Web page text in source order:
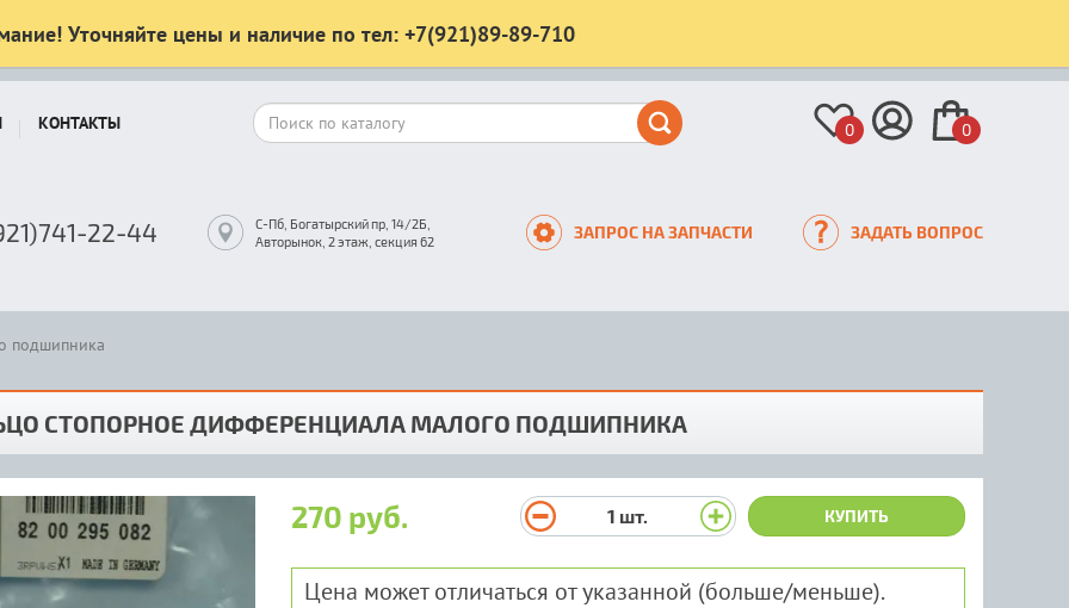
Уточняйте цены и наличие по тел: +7(921)89-89-710
КОНТАКТЫ 0 0
22-44
С-Пб, Богатырский пр, 14/2Б,
Авторынок, 2 этаж, секция 62
ЗАПРОС НА ЗАПЧАСТИ ЗАДАТЬ ВОПРОС
подшипника
СТОПОРНОЕ ДИФФЕРЕНЦИАЛА МАЛОГО ПОДШИПНИКА
270 руб. 1 шт. КУПИТЬ
Цена может отличаться от указанной (больше/меньше).